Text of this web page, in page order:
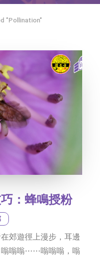
"Pollination"
：蜂鳴授粉
郊遊徑上漫步，耳邊
嗡嗡⋯⋯嗡嗡嗡，嗡